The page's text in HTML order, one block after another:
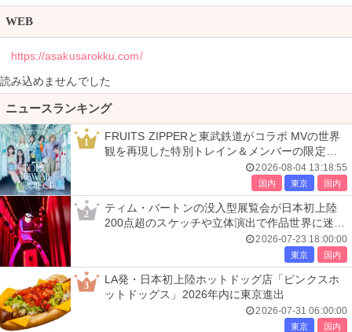
WEB
https://asakusarokku.com/
読み込めませんでした
ニュースランキング
1
FRUITS ZIPPERと東武鉄道がコラボ MVの世界
観を再現した特別トレイン＆メンバーの限定ア
2026-08-04 13:18:55
国内 東京 国内
2
ティム・バートンの没入型展覧会が日本初上陸
200点超のスケッチや立体演出で作品世界に迷い
2026-07-23 18:00:00
東京 国内
3
LA発・日本初上陸ホットドッグ店「ピンクスホ
ットドッグス」2026年内に東京進出
2026-07-31 06:00:00
東京 国内